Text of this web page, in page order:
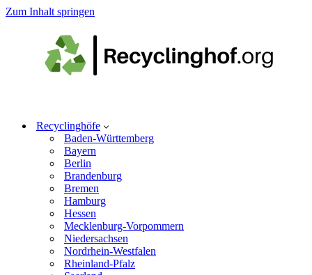
Zum Inhalt springen
Recyclinghöfe
Baden-Württemberg
Bayern
Berlin
Brandenburg
Bremen
Hamburg
Hessen
Mecklenburg-Vorpommern
Niedersachsen
Nordrhein-Westfalen
Rheinland-Pfalz